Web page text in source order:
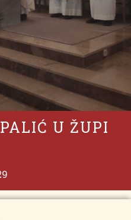
U ŽUPI